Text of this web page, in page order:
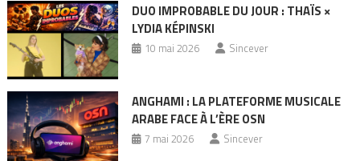
DUO IMPROBABLE DU JOUR : THAÏS ×
LYDIA KÉPINSKI
10 mai 2026 Sincever
ANGHAMI : LA PLATEFORME MUSICALE
ARABE FACE À L’ÈRE OSN
7 mai 2026 Sincever